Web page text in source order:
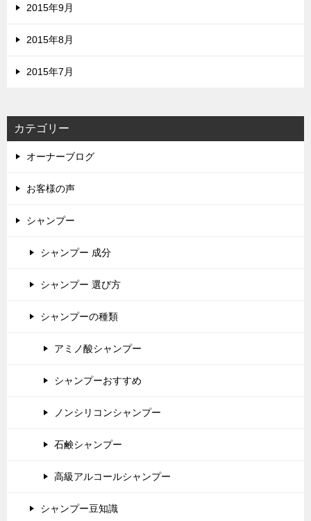
2015年9月
2015年8月
2015年7月
カテゴリー
オーナーブログ
お客様の声
シャンプー
シャンプー 成分
シャンプー 選び方
シャンプーの種類
アミノ酸シャンプー
シャンプーおすすめ
ノンシリコンシャンプー
石鹸シャンプー
高級アルコールシャンプー
シャンプー豆知識